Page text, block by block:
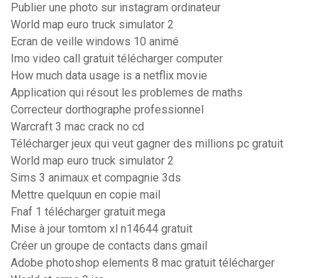
Publier une photo sur instagram ordinateur
World map euro truck simulator 2
Ecran de veille windows 10 animé
Imo video call gratuit télécharger computer
How much data usage is a netflix movie
Application qui résout les problemes de maths
Correcteur dorthographe professionnel
Warcraft 3 mac crack no cd
Télécharger jeux qui veut gagner des millions pc gratuit
World map euro truck simulator 2
Sims 3 animaux et compagnie 3ds
Mettre quelquun en copie mail
Fnaf 1 télécharger gratuit mega
Mise à jour tomtom xl n14644 gratuit
Créer un groupe de contacts dans gmail
Adobe photoshop elements 8 mac gratuit télécharger